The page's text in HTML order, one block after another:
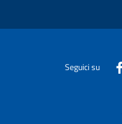
Seguici su